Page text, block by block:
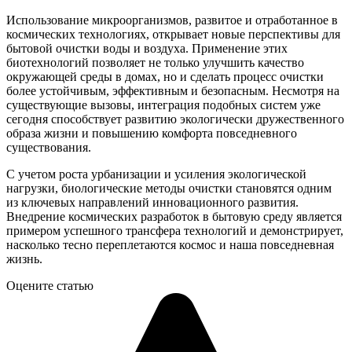
Использование микроорганизмов, развитое и отработанное в
космических технологиях, открывает новые перспективы для
бытовой очистки воды и воздуха. Применение этих
биотехнологий позволяет не только улучшить качество
окружающей среды в домах, но и сделать процесс очистки
более устойчивым, эффективным и безопасным. Несмотря на
существующие вызовы, интеграция подобных систем уже
сегодня способствует развитию экологически дружественного
образа жизни и повышению комфорта повседневного
существования.
С учетом роста урбанизации и усиления экологической
нагрузки, биологические методы очистки становятся одним
из ключевых направлений инновационного развития.
Внедрение космических разработок в бытовую среду является
примером успешного трансфера технологий и демонстрирует,
насколько тесно переплетаются космос и наша повседневная
жизнь.
Оцените статью